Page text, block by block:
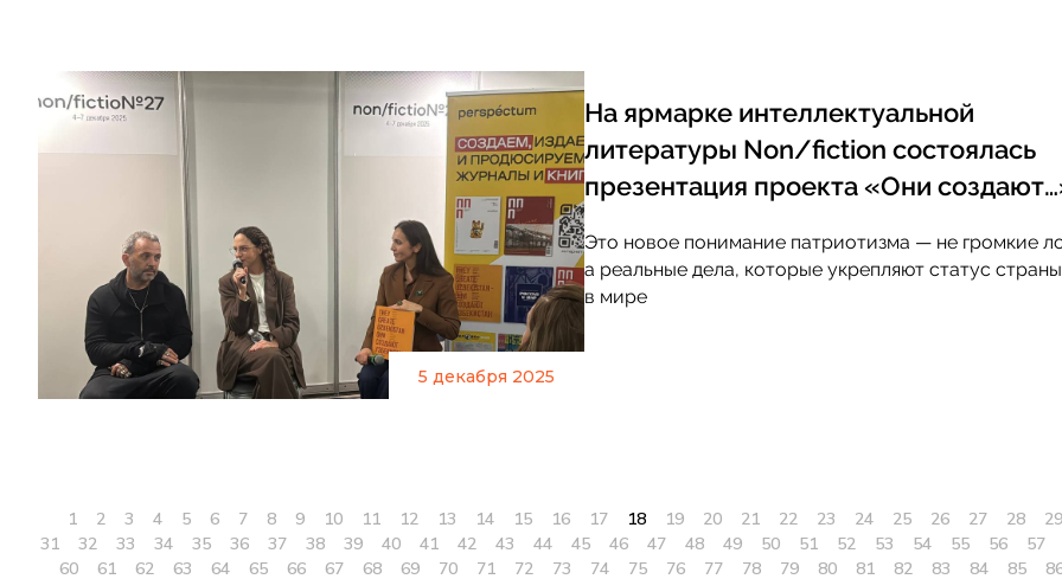
5 декабря 2025
На ярмарке интеллектуальной
литературы Non/fiction состоялась
презентация проекта «Они
Это новое понимание патриотизма — не громкие
а реальные дела, которые укрепляют статус страны
в мире
1 2 3 4 5 6 7 8 9 10 11 12 13 14 15 16 17 18 19 20 21 22 23 24 25 26 27 28 29
31
32 33 34 35 36 37 38 39 40 41 42 43 44 45 46 47 48 49 50 51 52 53 54 55 56 57
60
61 62 63 64 65 66 67 68 69 70 71 72 73 74 75 76 77 78 79 80 81 82 83 84 85